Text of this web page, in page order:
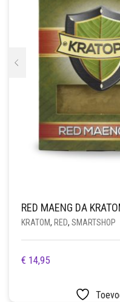
RED MAENG DA
KRATOM, RED, SMARTSHOP
€ 14,95